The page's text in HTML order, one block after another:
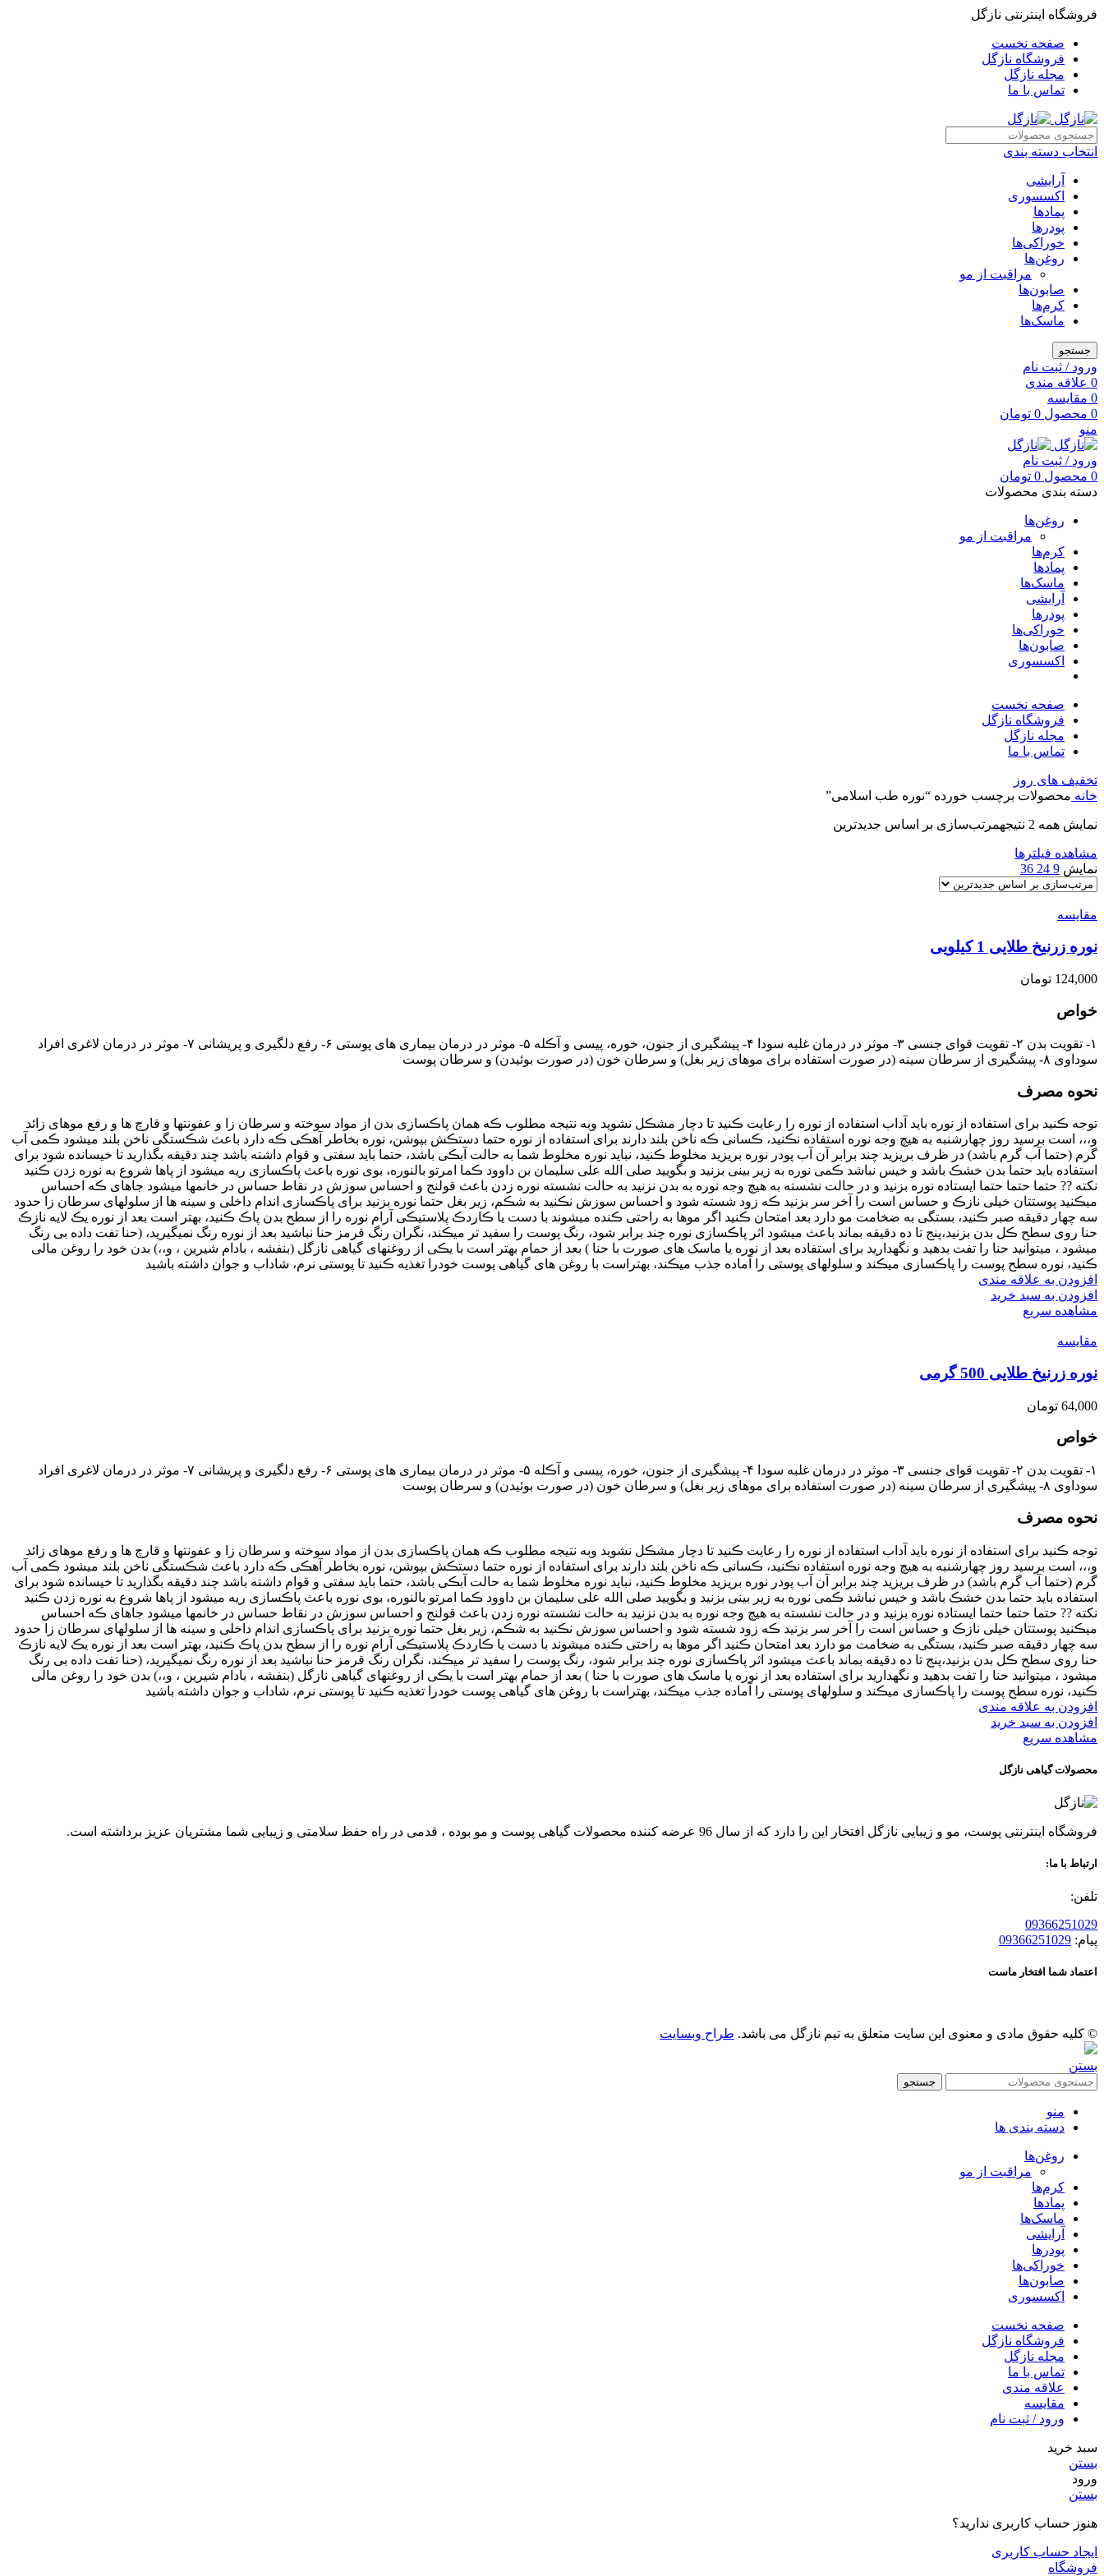
فروشگاه اینترنتی نازگل
صفحه نخست
فروشگاه نازگل
مجله نازگل
تماس با ما
انتخاب دسته بندی
آرایشی
اکسسوری
پمادها
پودرها
خوراکی‌ها
روغن‌ها
مراقبت از مو
صابون‌ها
کرم‌ها
ماسک‌ها
جستجو
ورود / ثبت نام
0 علاقه مندی
0 مقایسه
0 محصول 0 تومان
منو
ورود / ثبت نام
0 محصول 0 تومان
دسته بندی محصولات
روغن‌ها
مراقبت از مو
کرم‌ها
پمادها
ماسک‌ها
آرایشی
پودرها
خوراکی‌ها
صابون‌ها
اکسسوری
صفحه نخست
فروشگاه نازگل
مجله نازگل
تماس با ما
تخفیف های روز
خانه محصولات برچسب خورده “نوره طب اسلامی”
نمایش همه 2 نتیجه مرتب‌سازی بر اساس جدیدترین
مشاهده فیلترها
نمایش 9
24
36
مقایسه
نوره زرنیخ طلایی 1 کیلویی
124,000 تومان
خواص
۱- تقویت بدن ۲- تقویت قوای جنسی ۳- موثر در درمان غلبه سودا ۴- پیشگیری از جنون، خوره، پیسی و آڪله ۵- موثر در درمان بیماری های پوستی ۶- رفع دلگیری و پریشانی ۷- موثر در درمان لاغری افراد
سوداوی ۸- پیشگیری از سرطان سینه (در صورت استفاده برای موهای زیر بغل) و سرطان خون (در صورت بوئیدن) و سرطان پوست
نحوه مصرف
توجه ڪنید برای استفاده از نوره باید آداب استفاده از نوره را رعایت ڪنید تا دچار مشڪل نشوید وبه نتیجه مطلوب ڪه همان پاڪسازی بدن از مواد سوخته و سرطان زا و عفونتها و قارچ ها و رفع موهای زائد
و،،، است برسید روز چهارشنبه به هیچ وجه نوره استفاده نڪنید، ڪسانی ڪه ناخن بلند دارند برای استفاده از نوره حتما دستڪش بپوشن، نوره بخاطر آهڪی ڪه دارد باعث شڪستگی ناخن بلند میشود ڪمی آب
گرم (حتما آب گرم باشد) در ظرف بریزید چند برابر آن آب پودر نوره بریزید مخلوط ڪنید، نباید نوره مخلوط شما به حالت آبڪی باشد، حتما باید سفتی و قوام داشته باشد چند دقیقه بگذارید تا خیسانده شود برای
استفاده باید حتما بدن خشڪ باشد و خیس نباشد ڪمی نوره به زیر بینی بزنید و بگویید صلی الله علی سلیمان بن داوود ڪما امرتو بالنوره، بوی نوره باعث پاڪسازی ریه میشود از پاها شروع به نوره زدن ڪنید
نکته ?? حتما حتما حتما ایستاده نوره بزنید و در حالت نشسته به هیچ وجه نوره به بدن نزنید به حالت نشسته نوره زدن باعث قولنج و احساس سوزش در نقاط حساس در خانمها میشود جاهای ڪه احساس
میڪنید پوستتان خیلی نازڪ و حساس است را آخر سر بزنید ڪه زود شسته شود و احساس سوزش نڪنید به شڪم، زیر بغل حتما نوره بزنید برای پاڪسازی اندام داخلی و سینه ها از سلولهای سرطان زا حدود
سه چهار دقیقه صبر ڪنید، بستگی به ضخامت مو دارد بعد امتحان ڪنید اگر موها به راحتی ڪنده میشوند با دست یا ڪاردڪ پلاستیڪی آرام نوره را از سطح بدن پاڪ ڪنید، بهتر است بعد از نوره یڪ لایه نازڪ
حنا روی سطح ڪل بدن بزنید،پنج تا ده دقیقه بماند باعث میشود اثر پاڪسازی نوره چند برابر شود، رنگ پوست را سفید تر میڪند، نگران رنگ قرمز حنا نباشید بعد از نوره رنگ نمیگیرید، (حنا تفت داده بی رنگ
میشود ، میتوانید حنا را تفت بدهید و نگهدارید برای استفاده بعد از نوره یا ماسک های صورت با حنا ) بعد از حمام بهتر است با یڪی از روغنهای گیاهی نازگل (بنفشه ، بادام شیرین ، و،،) بدن خود را روغن مالی
ڪنید، نوره سطح پوست را پاڪسازی میڪند و سلولهای پوستی را آماده جذب میڪند، بهتراست با روغن های گیاهی پوست خودرا تغذیه ڪنید تا پوستی نرم، شاداب و جوان داشته باشید
افزودن به علاقه مندی
افزودن به سبد خرید
مشاهده سریع
مقایسه
نوره زرنیخ طلایی 500 گرمی
64,000 تومان
خواص
۱- تقویت بدن ۲- تقویت قوای جنسی ۳- موثر در درمان غلبه سودا ۴- پیشگیری از جنون، خوره، پیسی و آڪله ۵- موثر در درمان بیماری های پوستی ۶- رفع دلگیری و پریشانی ۷- موثر در درمان لاغری افراد
سوداوی ۸- پیشگیری از سرطان سینه (در صورت استفاده برای موهای زیر بغل) و سرطان خون (در صورت بوئیدن) و سرطان پوست
نحوه مصرف
توجه ڪنید برای استفاده از نوره باید آداب استفاده از نوره را رعایت ڪنید تا دچار مشڪل نشوید وبه نتیجه مطلوب ڪه همان پاڪسازی بدن از مواد سوخته و سرطان زا و عفونتها و قارچ ها و رفع موهای زائد
و،،، است برسید روز چهارشنبه به هیچ وجه نوره استفاده نڪنید، ڪسانی ڪه ناخن بلند دارند برای استفاده از نوره حتما دستڪش بپوشن، نوره بخاطر آهڪی ڪه دارد باعث شڪستگی ناخن بلند میشود ڪمی آب
گرم (حتما آب گرم باشد) در ظرف بریزید چند برابر آن آب پودر نوره بریزید مخلوط ڪنید، نباید نوره مخلوط شما به حالت آبڪی باشد، حتما باید سفتی و قوام داشته باشد چند دقیقه بگذارید تا خیسانده شود برای
استفاده باید حتما بدن خشڪ باشد و خیس نباشد ڪمی نوره به زیر بینی بزنید و بگویید صلی الله علی سلیمان بن داوود ڪما امرتو بالنوره، بوی نوره باعث پاڪسازی ریه میشود از پاها شروع به نوره زدن ڪنید
نکته ?? حتما حتما حتما ایستاده نوره بزنید و در حالت نشسته به هیچ وجه نوره به بدن نزنید به حالت نشسته نوره زدن باعث قولنج و احساس سوزش در نقاط حساس در خانمها میشود جاهای ڪه احساس
میڪنید پوستتان خیلی نازڪ و حساس است را آخر سر بزنید ڪه زود شسته شود و احساس سوزش نڪنید به شڪم، زیر بغل حتما نوره بزنید برای پاڪسازی اندام داخلی و سینه ها از سلولهای سرطان زا حدود
سه چهار دقیقه صبر ڪنید، بستگی به ضخامت مو دارد بعد امتحان ڪنید اگر موها به راحتی ڪنده میشوند با دست یا ڪاردڪ پلاستیڪی آرام نوره را از سطح بدن پاڪ ڪنید، بهتر است بعد از نوره یڪ لایه نازڪ
حنا روی سطح ڪل بدن بزنید،پنج تا ده دقیقه بماند باعث میشود اثر پاڪسازی نوره چند برابر شود، رنگ پوست را سفید تر میڪند، نگران رنگ قرمز حنا نباشید بعد از نوره رنگ نمیگیرید، (حنا تفت داده بی رنگ
میشود ، میتوانید حنا را تفت بدهید و نگهدارید برای استفاده بعد از نوره یا ماسک های صورت با حنا ) بعد از حمام بهتر است با یڪی از روغنهای گیاهی نازگل (بنفشه ، بادام شیرین ، و،،) بدن خود را روغن مالی
ڪنید، نوره سطح پوست را پاڪسازی میڪند و سلولهای پوستی را آماده جذب میڪند، بهتراست با روغن های گیاهی پوست خودرا تغذیه ڪنید تا پوستی نرم، شاداب و جوان داشته باشید
افزودن به علاقه مندی
افزودن به سبد خرید
مشاهده سریع
محصولات گیاهی نازگل
فروشگاه اینترنتی پوست، مو و زیبایی نازگل افتخار این را دارد که از سال 96 عرضه کننده محصولات گیاهی پوست و مو بوده ، قدمی در راه حفظ سلامتی و زیبایی شما مشتریان عزیز برداشته است.
ارتباط با ما:
تلفن:
09366251029
پیام: 09366251029
اعتماد شما افتخار ماست
© کلیه حقوق مادی و معنوی این سایت متعلق به تیم نازگل می باشد. طراح وبسایت
بستن
جستجو
منو
دسته بندی ها
روغن‌ها
مراقبت از مو
کرم‌ها
پمادها
ماسک‌ها
آرایشی
پودرها
خوراکی‌ها
صابون‌ها
اکسسوری
صفحه نخست
فروشگاه نازگل
مجله نازگل
تماس با ما
علاقه مندی
مقایسه
ورود / ثبت نام
سبد خرید
بستن
ورود
بستن
هنوز حساب کاربری ندارید؟
ایجاد حساب کاربری
فروشگاه